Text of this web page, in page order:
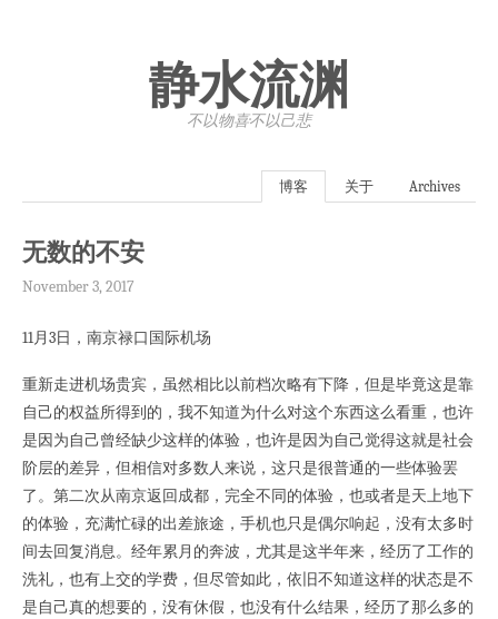
静水流渊
不以物喜·不以己悲
博客 关于 Archives
无数的不安
November 3, 2017
11月3日，南京禄口国际机场
重新走进机场贵宾，虽然相比以前档次略有下降，但是毕竟这是靠
自己的权益所得到的，我不知道为什么对这个东西这么看重，也许
是因为自己曾经缺少这样的体验，也许是因为自己觉得这就是社会
阶层的差异，但相信对多数人来说，这只是很普通的一些体验罢
了。第二次从南京返回成都，完全不同的体验，也或者是天上地下
的体验，充满忙碌的出差旅途，手机也只是偶尔响起，没有太多时
间去回复消息。经年累月的奔波，尤其是这半年来，经历了工作的
洗礼，也有上交的学费，但尽管如此，依旧不知道这样的状态是不
是自己真的想要的，没有休假，也没有什么结果，经历了那么多的